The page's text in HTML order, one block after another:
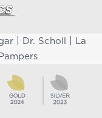
| Dr. Scholl
La
Pampers